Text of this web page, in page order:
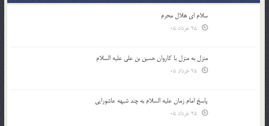
سلام ای هلال محرم
منزل به منزل با کاروان حسین بن علی علیه السلام
پاسخ امام زمان علیه السلام به چند شبهه عاشورایی